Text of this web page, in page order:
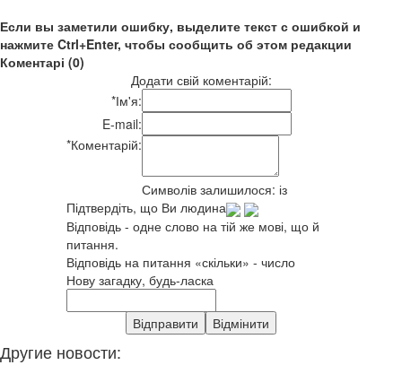
Если вы заметили ошибку, выделите текст с ошибкой и
нажмите Ctrl+Enter, чтобы сообщить об этом редакции
Коментарі (0)
Додати свій коментарій:
*Ім'я:
E-mail:
*Коментарій:
Символів залишилося: із
Підтвердіть, що Ви людина
Відповідь - одне слово на тій же мові, що й
питання.
Відповідь на питання «скільки» - число
Нову загадку, будь-ласка
Другие новости: